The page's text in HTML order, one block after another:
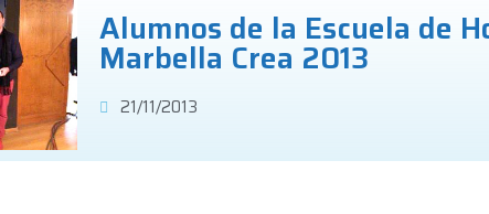
Alumnos de la Escuela de
Marbella Crea 2013
21/11/2013